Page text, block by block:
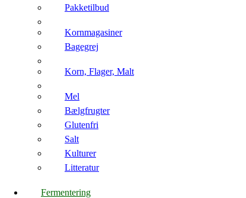
Pakketilbud
Kornmagasiner
Bagegrej
Korn, Flager, Malt
Mel
Bælgfrugter
Glutenfri
Salt
Kulturer
Litteratur
Fermentering